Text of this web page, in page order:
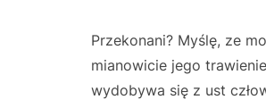
Przekonani? Myślę, ze
mianowicie jego
wydobywa się z ust